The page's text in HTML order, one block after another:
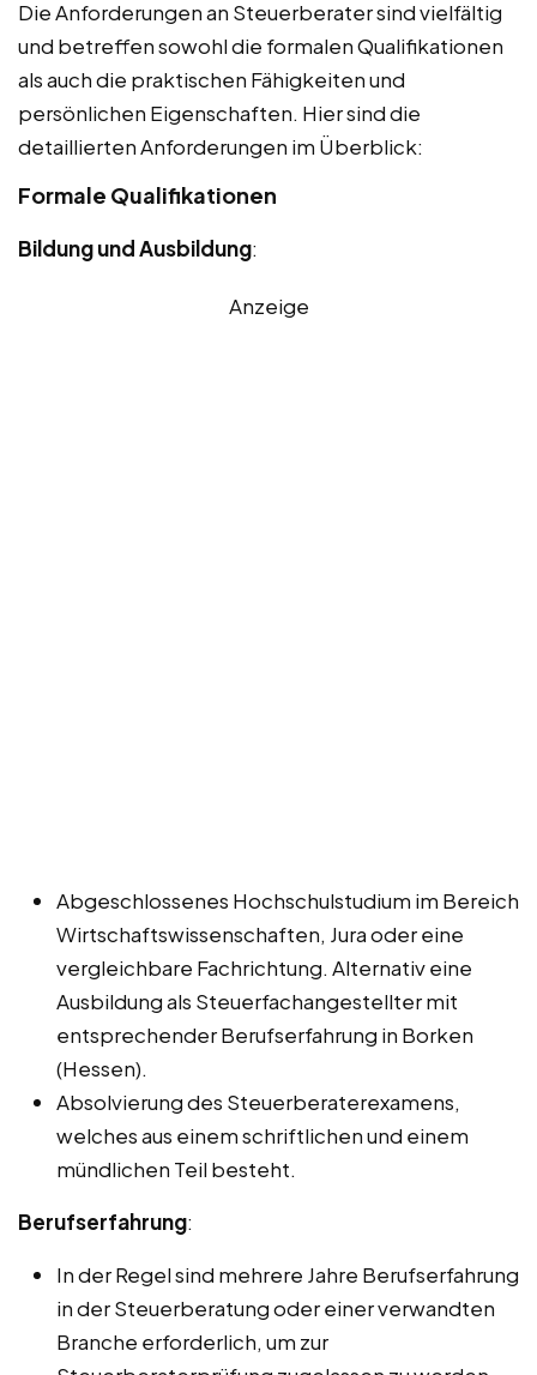
Die Anforderungen an Steuerberater sind vielfältig
und betreffen sowohl die formalen Qualifikationen
als auch die praktischen Fähigkeiten und
persönlichen Eigenschaften. Hier sind die
detaillierten Anforderungen im Überblick:
Formale Qualifikationen
Bildung und Ausbildung:
Anzeige
Abgeschlossenes Hochschulstudium im Bereich
Wirtschaftswissenschaften, Jura oder eine
vergleichbare Fachrichtung. Alternativ eine
Ausbildung als Steuerfachangestellter mit
entsprechender Berufserfahrung in Borken
(Hessen).
Absolvierung des Steuerberaterexamens,
welches aus einem schriftlichen und einem
mündlichen Teil besteht.
Berufserfahrung:
In der Regel sind mehrere Jahre Berufserfahrung
in der Steuerberatung oder einer verwandten
Branche erforderlich, um zur